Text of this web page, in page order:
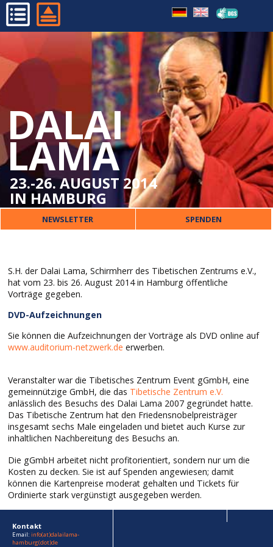
DALAI
LAMA
23.-26. AUGUST 2014
IN HAMBURG
PROGRAMM
ORGANISATORISCHES
VERANSTALTER
PRESSE
KONTAKT
NEWSLETTER SPENDEN
S.H. der Dalai Lama, Schirmherr des Tibetischen Zentrums e.V.,
hat vom 23. bis 26. August 2014 in Hamburg öffentliche
Vorträge gegeben.
DVD-Aufzeichnungen
Sie können die Aufzeichnungen der Vorträge als DVD online auf
www.auditorium-netzwerk.de erwerben.
Veranstalter war die Tibetisches Zentrum Event gGmbH, eine
gemeinnützige GmbH, die das Tibetische Zentrum e.V.
anlässlich des Besuchs des Dalai Lama 2007 gegründet hatte.
Das Tibetische Zentrum hat den Friedensnobelpreisträger
insgesamt sechs Male eingeladen und bietet auch Kurse zur
inhaltlichen Nachbereitung des Besuchs an.
Die gGmbH arbeitet nicht profitorientiert, sondern nur um die
Kosten zu decken. Sie ist auf Spenden angewiesen; damit
können die Kartenpreise moderat gehalten und Tickets für
Ordinierte stark vergünstigt ausgegeben werden.
Kontakt
Email: info(at)dalailama-
hamburg(dot)de